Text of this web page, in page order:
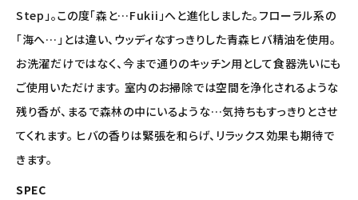
アカウント情報
ようこそ ゲスト 様
meeting_room ログイン person 会員登録
Step」。この度「森と…Fukii」へと進化しました。フローラル系の
「海へ…」とは違い、ウッディなすっきりした青森ヒバ精油を使用。
お洗濯だけではなく、今まで通りのキッチン用として食器洗いにも
ご使用いただけます。 室内のお掃除では空間を浄化されるような
残り香が、まるで森林の中にいるような…気持ちもすっきりとさせ
てくれます。 ヒバの香りは緊張を和らげ、リラックス効果も期待で
きます。
SPEC